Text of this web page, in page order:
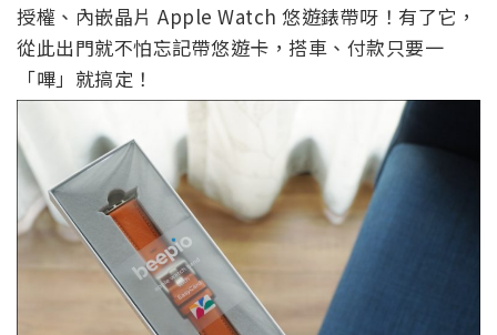
授權、內嵌晶片 Apple Watch 悠遊錶帶呀！有了它，
從此出門就不怕忘記帶悠遊卡，搭車、付款只要一
「嗶」就搞定！